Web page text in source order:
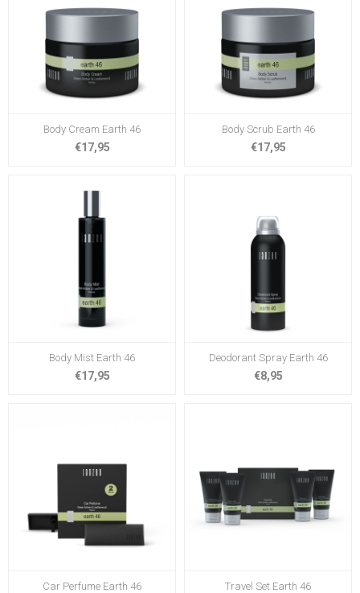
Body Cream Earth 46
€17,95
Body Scrub Earth 46
€17,95
Body Mist Earth 46
€17,95
Deodorant Spray Earth 46
€8,95
Car Perfume Earth 46 Travel Set Earth 46